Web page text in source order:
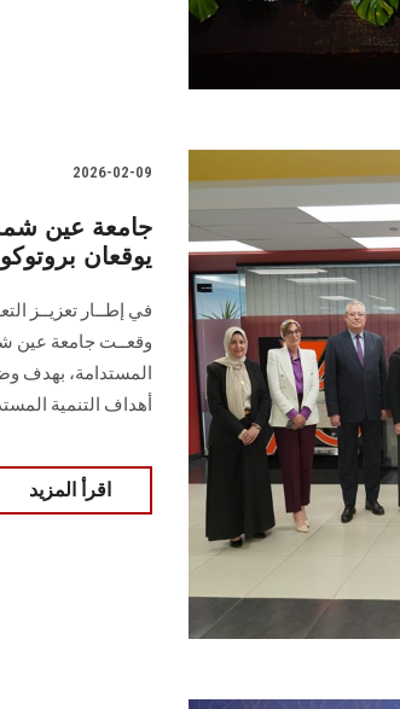
2026-02-09
جامعة عين
يوقعان
في إطــار تعزيــز
وقعــت جامعة عين
المستدامة، بهدف
أهداف التنمية
اقرأ المزيد